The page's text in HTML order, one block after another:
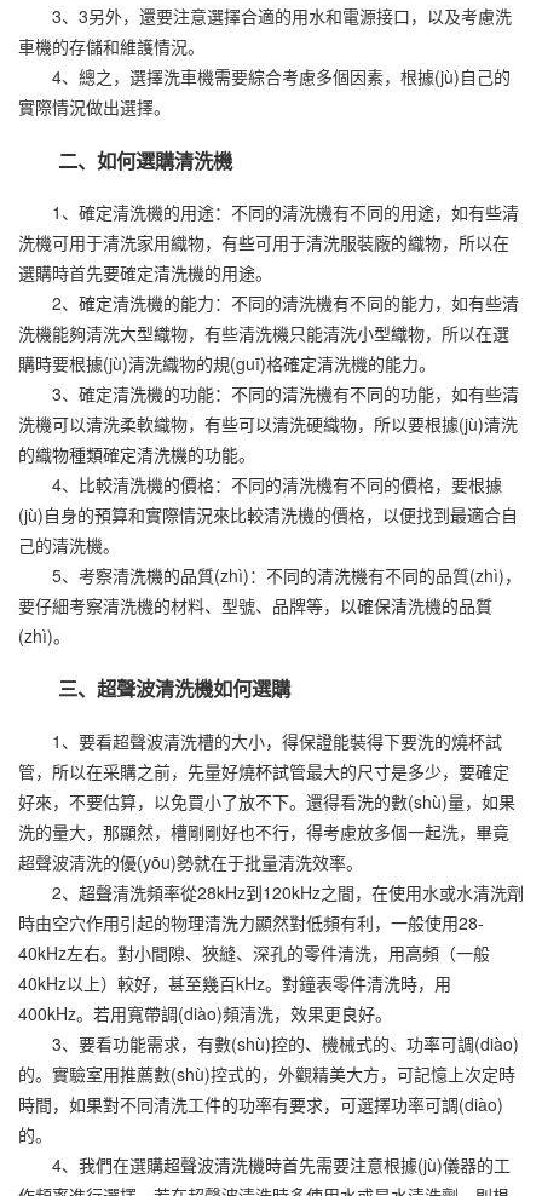
3、3另外，還要注意選擇合適的用水和電源接口，以及考慮洗
車機的存儲和維護情況。
4、總之，選擇洗車機需要綜合考慮多個因素，根據(jù)自己的
實際情況做出選擇。
二、如何選購清洗機
1、確定清洗機的用途：不同的清洗機有不同的用途，如有些清
洗機可用于清洗家用織物，有些可用于清洗服裝廠的織物，所以在
選購時首先要確定清洗機的用途。
2、確定清洗機的能力：不同的清洗機有不同的能力，如有些清
洗機能夠清洗大型織物，有些清洗機只能清洗小型織物，所以在選
購時要根據(jù)清洗織物的規(guī)格確定清洗機的能力。
3、確定清洗機的功能：不同的清洗機有不同的功能，如有些清
洗機可以清洗柔軟織物，有些可以清洗硬織物，所以要根據(jù)清洗
的織物種類確定清洗機的功能。
4、比較清洗機的價格：不同的清洗機有不同的價格，要根據
(jù)自身的預算和實際情況來比較清洗機的價格，以便找到最適合自
己的清洗機。
5、考察清洗機的品質(zhì)：不同的清洗機有不同的品質(zhì)，
要仔細考察清洗機的材料、型號、品牌等，以確保清洗機的品質
(zhì)。
三、超聲波清洗機如何選購
1、要看超聲波清洗槽的大小，得保證能裝得下要洗的燒杯試
管，所以在采購之前，先量好燒杯試管最大的尺寸是多少，要確定
好來，不要估算，以免買小了放不下。還得看洗的數(shù)量，如果
洗的量大，那顯然，槽剛剛好也不行，得考慮放多個一起洗，畢竟
超聲波清洗的優(yōu)勢就在于批量清洗效率。
2、超聲清洗頻率從28kHz到120kHz之間，在使用水或水清洗劑
時由空穴作用引起的物理清洗力顯然對低頻有利，一般使用28-
40kHz左右。對小間隙、狹縫、深孔的零件清洗，用高頻（一般
40kHz以上）較好，甚至幾百kHz。對鐘表零件清洗時，用
400kHz。若用寬帶調(diào)頻清洗，效果更良好。
3、要看功能需求，有數(shù)控的、機械式的、功率可調(diào)
的。實驗室用推薦數(shù)控式的，外觀精美大方，可記憶上次定時
時間，如果對不同清洗工件的功率有要求，可選擇功率可調(diào)
的。
4、我們在選購超聲波清洗機時首先需要注意根據(jù)儀器的工